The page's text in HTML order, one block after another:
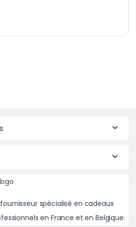
fournisseur spécialisé en cadeaux
en France et en Belgique.